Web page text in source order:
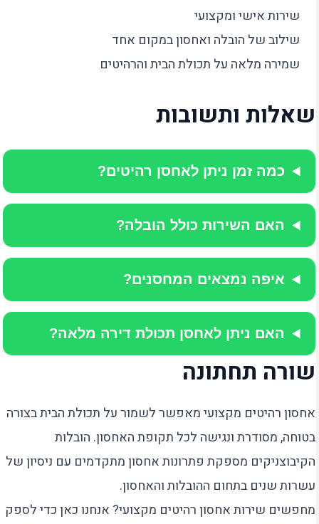
שירות אישי ומקצועי
שילוב של הובלה ואחסון במקום אחד
שמירה מלאה על תכולת הבית והרהיטים
שאלות ותשובות
כמה זמן ניתן לאחסן רהיטים?
האם השירות כולל הובלה?
איפה נמצאים המחסנים?
האם ניתן לאחסן תכולת דירה מלאה?
שורה תחתונה
אחסון רהיטים מקצועי מאפשר לשמור על תכולת הבית בצורה
בטוחה, מסודרת ונגישה לכל תקופת האחסון. הובלות
הקיבוצניקים מספקת פתרונות אחסון מתקדמים עם ניסיון של
עשרות שנים בתחום ההובלות והאחסון.
מחפשים שירות אחסון רהיטים מקצועי? אנחנו כאן כדי לספק